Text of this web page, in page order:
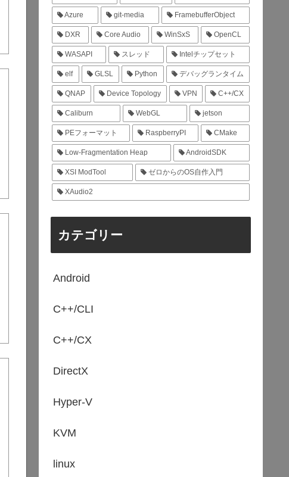
Azure git-media FramebufferObject
DXR Core Audio WinSxS OpenCL
WASAPI スレッド Intelチップセット
elf GLSL Python デバッグランタイム
QNAP Device Topology VPN C++/CX
Caliburn WebGL jetson
PEフォーマット RaspberryPI CMake
Low-Fragmentation Heap AndroidSDK
XSI ModTool ゼロからのOS自作入門
XAudio2
カテゴリー
Android
C++/CLI
C++/CX
DirectX
Hyper-V
KVM
linux